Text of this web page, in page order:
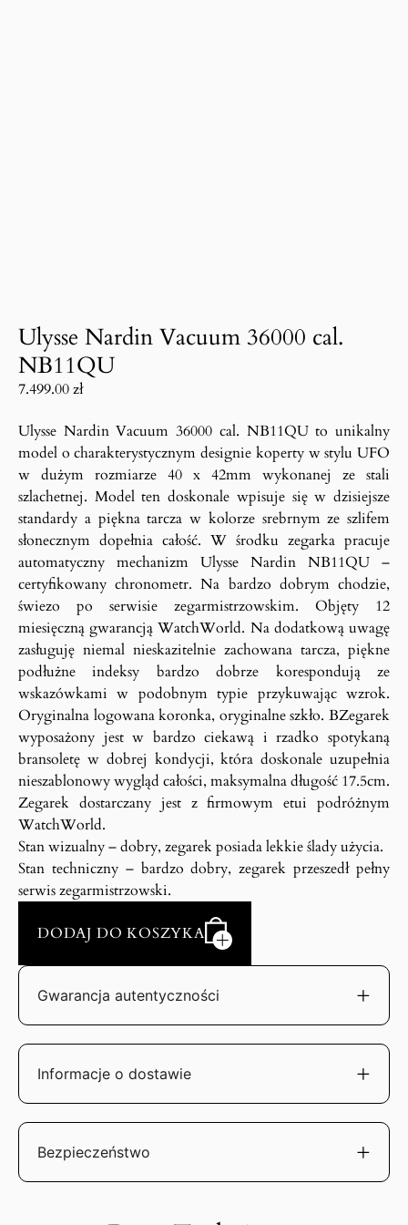
Ulysse Nardin Vacuum 36000 cal.
NB11QU
7.499.00zł
Ulysse Nardin Vacuum 36000 cal. NB11QU to unikalny
model o charakterystycznym designie koperty w stylu UFO
w dużym rozmiarze 40 x 42mm wykonanej ze stali
szlachetnej. Model ten doskonale wpisuje się w dzisiejsze
standardy a piękna tarcza w kolorze srebrnym ze szlifem
słonecznym dopełnia całość. W środku zegarka pracuje
automatyczny mechanizm Ulysse Nardin NB11QU –
certyfikowany chronometr. Na bardzo dobrym chodzie,
świezo po serwisie zegarmistrzowskim. Objęty 12
miesięczną gwarancją WatchWorld. Na dodatkową uwagę
zasługuję niemal nieskazitelnie zachowana tarcza, piękne
podłużne indeksy bardzo dobrze korespondują ze
wskazówkami w podobnym typie przykuwając wzrok.
Oryginalna logowana koronka, oryginalne szkło. BZegarek
wyposażony jest w bardzo ciekawą i rzadko spotykaną
bransoletę w dobrej kondycji, która doskonale uzupełnia
nieszablonowy wygląd całości, maksymalna długość 17.5cm.
Zegarek dostarczany jest z firmowym etui podróżnym
WatchWorld.
Stan wizualny – dobry, zegarek posiada lekkie ślady użycia.
Stan techniczny – bardzo dobry, zegarek przeszedł pełny
serwis zegarmistrzowski.
DODAJ DO KOSZYKA
Gwarancja autentyczności
Informacje o dostawie
Bezpieczeństwo